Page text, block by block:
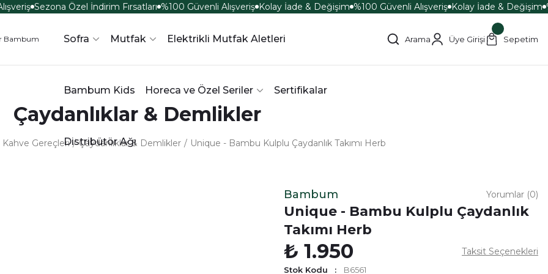
Sezona Özel İndirim Fırsatları %100 Güvenli Alışveriş Kolay İade & Değişim %100 Güvenli Alışveriş Kolay İade & Değişim
Sofra Mutfak Elektrikli Mutfak Aletleri
Bambum Kids Horeca ve Özel Seriler Sertifikalar
Distribütör Ağı
Arama Üye Girişi Sepetim
Çaydanlıklar & Demlikler
Kahve Gereçleri Çaydanlıklar & Demlikler Unique - Bambu Kulplu Çaydanlık Takımı Herb
Bambum Yorumlar (0)
Unique - Bambu Kulplu Çaydanlık
Takımı Herb
₺ 1.950 Taksit Seçenekleri
Stok Kodu B6561